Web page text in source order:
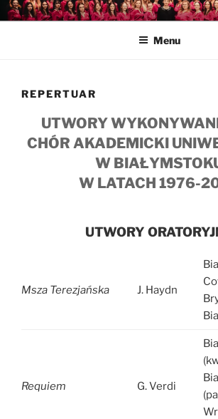
Przejdź
do
CHÓR AKADEMICKI
UNIWERSYTETU W
Informacje o chórze i nadchodzących
Menu
REPERTUAR
UTWORY
CHÓR AKADEMICKI
W
W LATACH 1976-
UTWORY
Msza Terezjańska J. Haydn
Requiem G. Verdi